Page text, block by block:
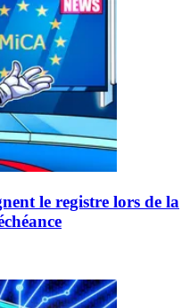
le registre lors de la